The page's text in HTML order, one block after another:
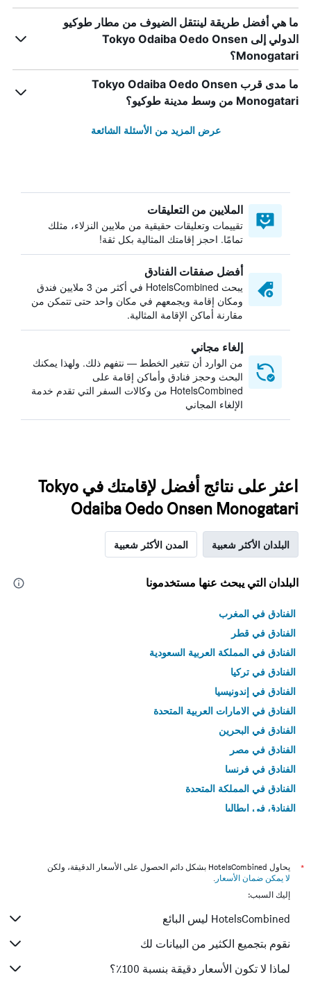
ما هي أفضل طريقة لينتقل الضيوف من مطار طوكيو
الدولي إلى Tokyo Odaiba Oedo Onsen
Monogatari؟
ما مدى قرب Tokyo Odaiba Oedo Onsen
Monogatari من وسط مدينة طوكيو؟
عرض المزيد من الأسئلة الشائعة
الملايين من التعليقات
تقييمات وتعليقات حقيقية من ملايين النزلاء، مثلك
تمامًا. احجز إقامتك المثالية بكل ثقة!
أفضل صفقات الفنادق
يبحث HotelsCombined في أكثر من 3 ملايين فندق
ومكان إقامة ويجمعهم في مكان واحد حتى تتمكن من
مقارنة أماكن الإقامة المثالية.
إلغاء مجاني
من الوارد أن تتغير الخطط — نتفهم ذلك. ولهذا يمكنك
البحث وحجز فنادق وأماكن إقامة على
HotelsCombined من وكالات السفر التي تقدم خدمة
الإلغاء المجاني
اعثر على نتائج أفضل لإقامتك في Tokyo
Odaiba Oedo Onsen Monogatari
البلدان الأكثر شعبية المدن الأكثر شعبية
البلدان التي يبحث عنها مستخدمونا
الفنادق في المغرب
الفنادق في قطر
الفنادق في المملكة العربية السعودية
الفنادق في تركيا
الفنادق في إندونيسيا
الفنادق في الامارات العربية المتحدة
الفنادق في البحرين
الفنادق في مصر
الفنادق في فرنسا
الفنادق في المملكة المتحدة
الفنادق في إيطاليا
*
يحاول HotelsCombined بشكل دائم الحصول على الأسعار الدقيقة، ولكن
لا يمكن ضمان الأسعار .
إليك السبب:
HotelsCombined ليس البائع
نقوم بتجميع الكثير من البيانات لك
لماذا لا تكون الأسعار دقيقة بنسبة 100٪؟